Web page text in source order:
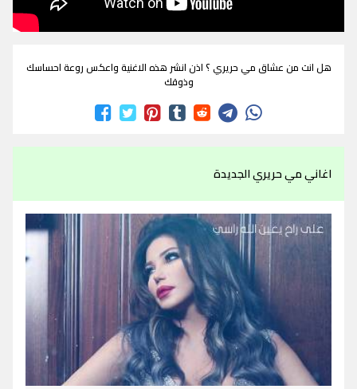
هل انت من عشاق مي حريري ؟ اذن انشر هذه الاغنية واعكس روعة احساسك
وذوقك
اغاني مي حريري الجديدة